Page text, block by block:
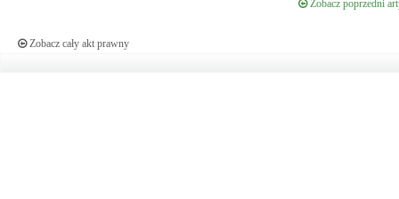
Zobacz poprzedni
Zobacz cały akt prawny